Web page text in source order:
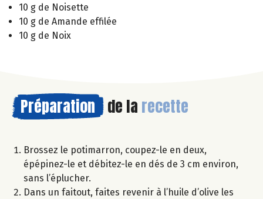
10 g de Noisette
10 g de Amande effilée
10 g de Noix
Préparation de la recette
Brossez le potimarron, coupez-le en deux,
épépinez-le et débitez-le en dés de 3 cm environ,
sans l’éplucher.
Dans un faitout, faites revenir à l’huile d’olive les